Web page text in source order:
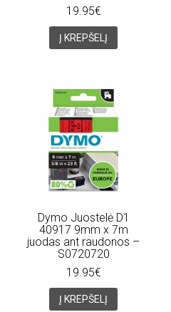
19.95€
Į KREPŠELĮ
Dymo Juostelė D1
40917 9mm x 7m
juodas ant raudonos –
S0720720
19.95€
Į KREPŠELĮ